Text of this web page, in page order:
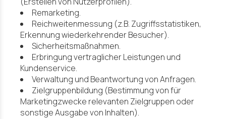
Remarketing.
Reichweitenmessung (z.B. Zugriffsstatistiken,
Erkennung wiederkehrender Besucher).
Sicherheitsmaßnahmen.
Erbringung vertraglicher Leistungen und
Kundenservice.
Verwaltung und Beantwortung von Anfragen.
Zielgruppenbildung (Bestimmung von für
Marketingzwecke relevanten Zielgruppen oder
sonstige Ausgabe von Inhalten).